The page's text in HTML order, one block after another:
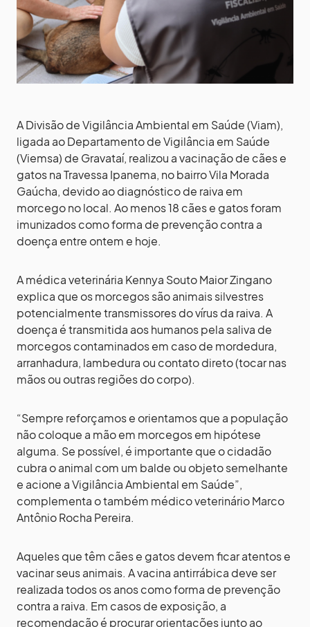
A Divisão de Vigilância Ambiental em Saúde (Viam),
ligada ao Departamento de Vigilância em Saúde
(Viemsa) de Gravataí, realizou a vacinação de cães e
gatos na Travessa Ipanema, no bairro Vila Morada
Gaúcha, devido ao diagnóstico de raiva em
morcego no local. Ao menos 18 cães e gatos foram
imunizados como forma de prevenção contra a
doença entre ontem e hoje.
A médica veterinária Kennya Souto Maior Zingano
explica que os morcegos são animais silvestres
potencialmente transmissores do vírus da raiva. A
doença é transmitida aos humanos pela saliva de
morcegos contaminados em caso de mordedura,
arranhadura, lambedura ou contato direto (tocar nas
mãos ou outras regiões do corpo).
“Sempre reforçamos e orientamos que a população
não coloque a mão em morcegos em hipótese
alguma. Se possível, é importante que o cidadão
cubra o animal com um balde ou objeto semelhante
e acione a Vigilância Ambiental em Saúde”,
complementa o também médico veterinário Marco
Antônio Rocha Pereira.
Aqueles que têm cães e gatos devem ficar atentos e
vacinar seus animais. A vacina antirrábica deve ser
realizada todos os anos como forma de prevenção
contra a raiva. Em casos de exposição, a
recomendação é procurar orientações junto ao